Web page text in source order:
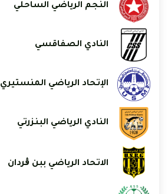
النجم الرياضي الساحلي
النادي الصفاقسي
الإتحاد الرياضي المنستيري
النادي الرياضي البنزرتي
الاتحاد الرياضي ببن ڨردان